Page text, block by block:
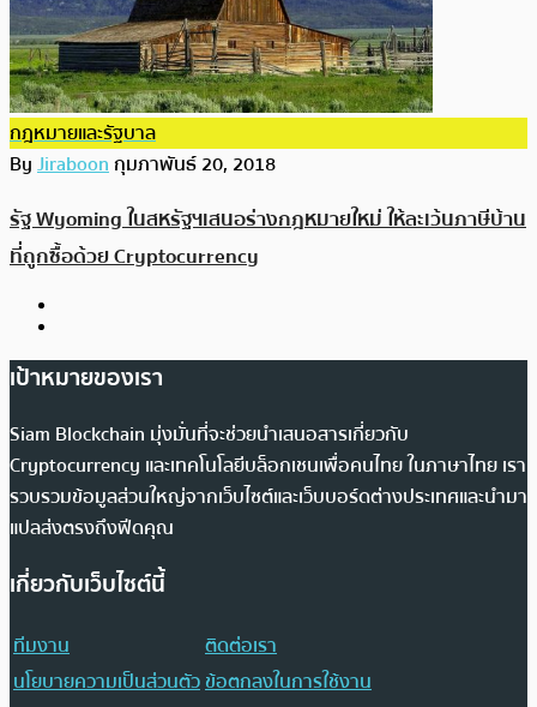
กฎหมายและรัฐบาล
ByJiraboonกุมภาพันธ์ 20, 2018
รัฐ Wyoming ในสหรัฐฯเสนอร่างกฎหมายใหม่ ให้ละเว้นภาษีบ้าน
ที่ถูกซื้อด้วย Cryptocurrency
เป้าหมายของเรา
Siam Blockchain มุ่งมั่นที่จะช่วยนำเสนอสารเกี่ยวกับ
Cryptocurrency และเทคโนโลยีบล็อกเชนเพื่อคนไทย ในภาษาไทย เรา
รวบรวมข้อมูลส่วนใหญ่จากเว็บไซต์และเว็บบอร์ดต่างประเทศและนำมา
แปลส่งตรงถึงฟีดคุณ
เกี่ยวกับเว็บไซต์นี้
ทีมงาน
ติดต่อเรา
นโยบายความเป็นส่วนตัวข้อตกลงในการใช้งาน